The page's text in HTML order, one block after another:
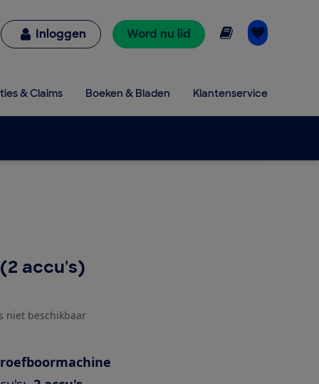
Inloggen Word nu lid Online lezen
& Claims Boeken & Bladen Klantenservice
accu's)
niet beschikbaar